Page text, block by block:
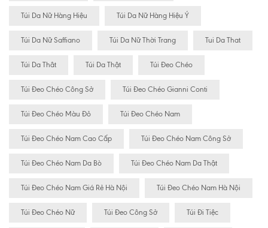
Túi Da Nữ Hàng Hiệu Túi Da Nữ Hàng Hiệu Ý
Túi Da Nữ Saffiano Túi Da Nữ Thời Trang Tui Da That
Túi Da Thât Túi Da Thật Túi Đeo Chéo
Túi Đeo Chéo Công Sở Túi Đeo Chéo Gianni Conti
Túi Đeo Chéo Màu Đỏ Túi Đeo Chéo Nam
Túi Đeo Chéo Nam Cao Cấp Túi Đeo Chéo Nam Công Sở
Túi Đeo Chéo Nam Da Bò Túi Đeo Chéo Nam Da Thật
Túi Đeo Chéo Nam Giá Rẻ Hà Nội Túi Đeo Chéo Nam Hà Nội
Túi Đeo Chéo Nữ Túi Đeo Công Sở Túi Đi Tiệc